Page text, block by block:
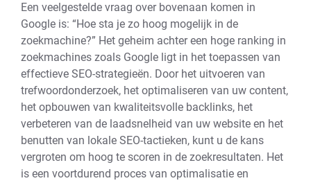
Een veelgestelde vraag over bovenaan komen in
Google is: “Hoe sta je zo hoog mogelijk in de
zoekmachine?” Het geheim achter een hoge ranking in
zoekmachines zoals Google ligt in het toepassen van
effectieve SEO-strategieën. Door het uitvoeren van
trefwoordonderzoek, het optimaliseren van uw content,
het opbouwen van kwaliteitsvolle backlinks, het
verbeteren van de laadsnelheid van uw website en het
benutten van lokale SEO-tactieken, kunt u de kans
vergroten om hoog te scoren in de zoekresultaten. Het
is een voortdurend proces van optimalisatie en